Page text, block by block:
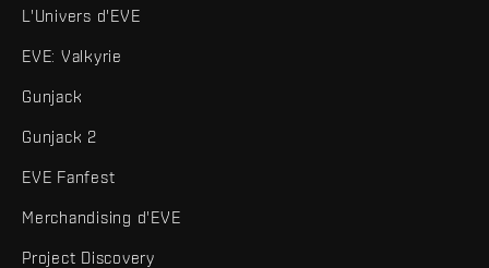
L'Univers d'EVE
EVE: Valkyrie
Gunjack
Gunjack 2
EVE Fanfest
Merchandising d'EVE
Project Discovery